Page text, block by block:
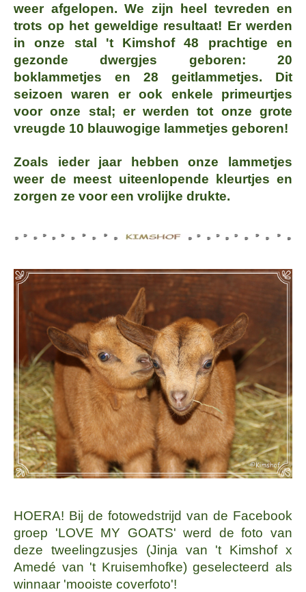
weer afgelopen. We zijn heel tevreden en
trots op het geweldige resultaat! Er werden
in onze stal 't Kimshof 48 prachtige en
gezonde dwergjes geboren: 20
boklammetjes en 28 geitlammetjes. Dit
seizoen waren er ook enkele primeurtjes
voor onze stal; er werden tot onze grote
vreugde 10 blauwogige lammetjes geboren!
Zoals ieder jaar hebben onze lammetjes
weer de meest uiteenlopende kleurtjes en
zorgen ze voor een vrolijke drukte.
HOERA! Bij de fotowedstrijd van de Facebook
groep 'LOVE MY GOATS' werd de foto van
deze tweelingzusjes (Jinja van 't Kimshof x
Amedé van 't Kruisemhofke) geselecteerd als
winnaar 'mooiste coverfoto'!